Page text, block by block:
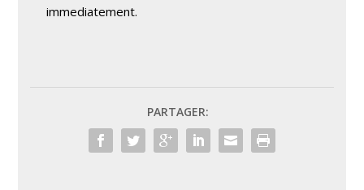
immediatement.
PARTAGER: